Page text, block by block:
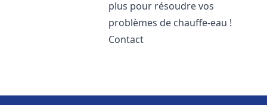
plus pour résoudre vos
problèmes de chauffe-eau !
Contact